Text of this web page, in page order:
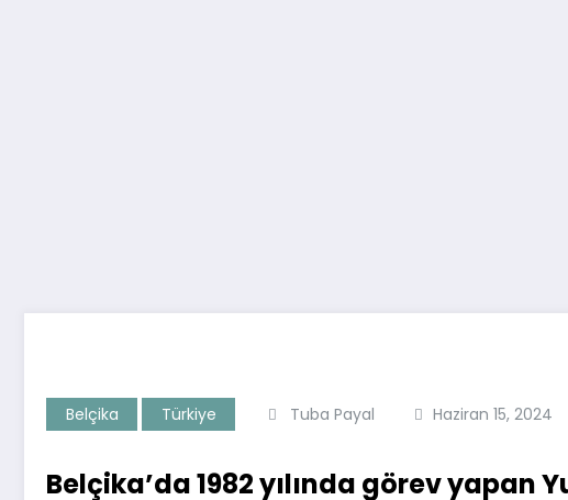
Belçika Türkiye Tuba Payal Haziran 15, 2024
Belçika’da 1982 yılında görev yapan